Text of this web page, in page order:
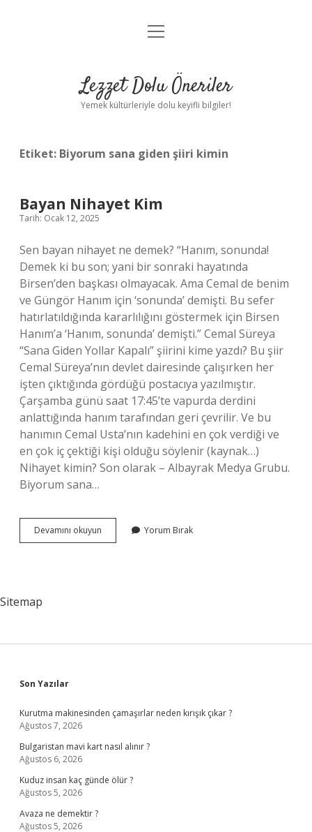
Anasayfa
Yasal Uyarı
menüyü
Lezzet Dolu Öneriler
Yemek kültürleriyle dolu keyifli bilgiler!
Etiket: Biyorum sana giden şiiri kimin
Bayan Nihayet Kim
Tarih: Ocak 12, 2025
Sen bayan nihayet ne demek? “Hanım, sonunda!
Demek ki bu son; yani bir sonraki hayatında
Birsen’den başkası olmayacak. Ama Cemal de benim
ve Güngör Hanım için ‘sonunda’ demişti. Bu sefer
hatırlatıldığında kararlılığını göstermek için Birsen
Hanım’a ‘Hanım, sonunda’ demişti.” Cemal Süreya
“Sana Giden Yollar Kapalı” şiirini kime yazdı? Bu şiir
Cemal Süreya’nın devlet dairesinde çalışırken her
işten çıktığında gördüğü postacıya yazılmıştır.
Çarşamba günü saat 17:45’te vapurda derdini
anlattığında hanım tarafından geri çevrilir. Ve bu
hanımın Cemal Usta’nın kadehini en çok verdiği ve
en çok iç çektiği kişi olduğu söylenir (kaynak…)
Nihayet kimin? Son olarak – Albayrak Medya Grubu.
Biyorum sana…
Devamını okuyun
Nihayet
Yorum Bırak
Sitemap
Sidebar
Son Yazılar
Kurutma makinesinden çamaşırlar neden kırışık çıkar ?
Ağustos 7, 2026
Bulgaristan mavi kart nasıl alınır ?
Ağustos 6, 2026
Kuduz insan kaç günde ölür ?
Ağustos 5, 2026
Avaza ne demektir ?
Ağustos 5, 2026